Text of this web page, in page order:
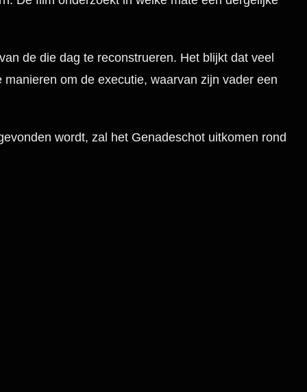
de die dag te reconstrueren. Het blijkt dat veel
om de executie, waarvan zijn vader een
wordt, zal het Genadeschot uitkomen rond